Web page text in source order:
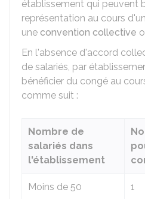
établissement qui peuvent
représentation au cours
une convention collective
En l'absence d'accord
de salariés, par
bénéficier du congé au
comme suit :
Nombre de
salariés dans
l'établissement
Moins de 50 1